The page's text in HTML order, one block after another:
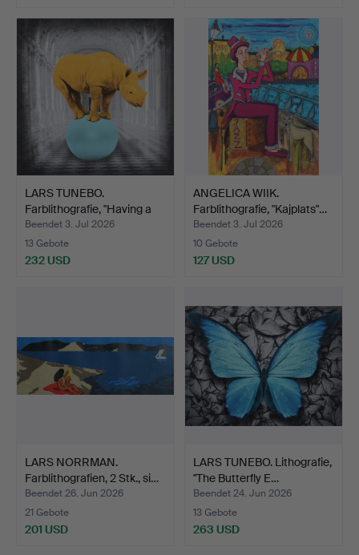
LARS TUNEBO.
Farblithografie, "Having a
ba…
Beendet 3. Jul 2026
13 Gebote
232 USD
ANGELICA WIIK.
Farblithografie, "Kajplats"…
Beendet 3. Jul 2026
10 Gebote
127 USD
LARS NORRMAN.
Farblithografien, 2 Stk., si…
Beendet 26. Jun 2026
21 Gebote
201 USD
LARS TUNEBO. Lithografie,
"The Butterfly E…
Beendet 24. Jun 2026
13 Gebote
263 USD